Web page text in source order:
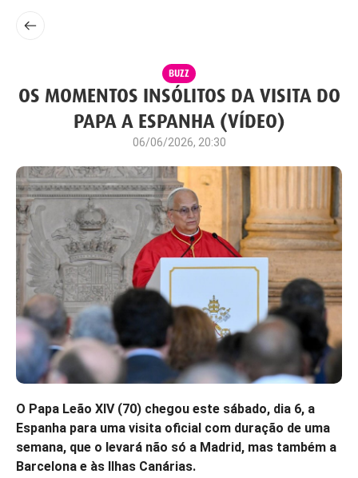
BUZZ
OS MOMENTOS INSÓLITOS DA VISITA DO
PAPA A ESPANHA (VÍDEO)
06/06/2026, 20:30
O Papa Leão XIV (70) chegou este sábado, dia 6, a
Espanha para uma visita oficial com duração de uma
semana, que o levará não só a Madrid, mas também a
Barcelona e às Ilhas Canárias.